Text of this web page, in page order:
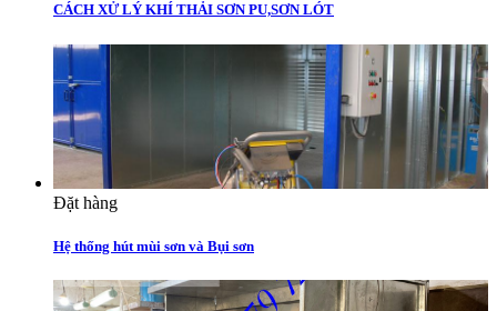
CÁCH XỬ LÝ KHÍ THẢI SƠN PU,SƠN LÓT
Đặt hàng
Hệ thống hút mùi sơn và Bụi sơn